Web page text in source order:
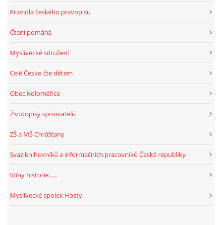
Pravidla českého pravopisu
Čtení pomáhá
Myslivecké sdružení
Celé Česko čte dětem
Obec Koloměřice
Životopisy spisovatelů
ZŠ a MŠ Chrášťany
Svaz knihovníků a informačních pracovníků České republiky
Stíny historie......
Myslivecký spolek Hosty